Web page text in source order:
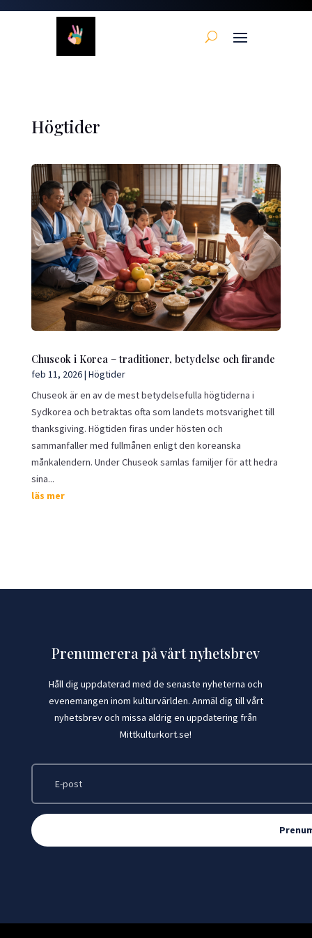
Högtider
Chuseok i Korea – traditioner, betydelse och firande
feb 11, 2026| Högtider
Chuseok är en av de mest betydelsefulla högtiderna i
Sydkorea och betraktas ofta som landets motsvarighet till
thanksgiving. Högtiden firas under hösten och
sammanfaller med fullmånen enligt den koreanska
månkalendern. Under Chuseok samlas familjer för att hedra
sina...
läs mer
Prenumerera på vårt nyhetsbrev
Håll dig uppdaterad med de senaste nyheterna och
evenemangen inom kulturvärlden. Anmäl dig till vårt
nyhetsbrev och missa aldrig en uppdatering från
Mittkulturkort.se!